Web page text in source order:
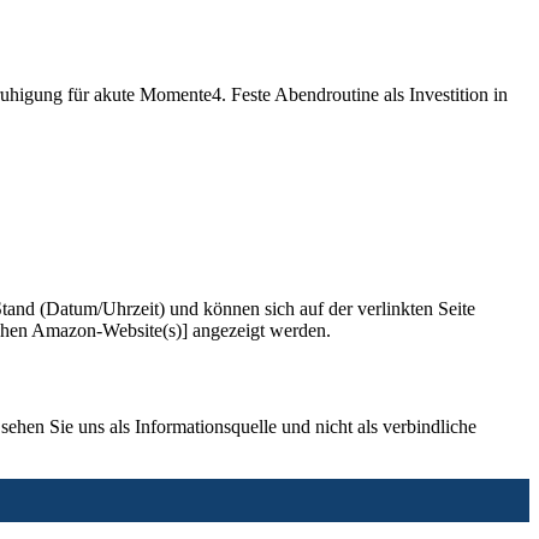
für akute Momente4. Feste Abendroutine als Investition in
(Datum/Uhrzeit) und können sich auf der verlinkten Seite
Amazon-Website(s)] angezeigt werden.
Sie uns als Informationsquelle und nicht als verbindliche